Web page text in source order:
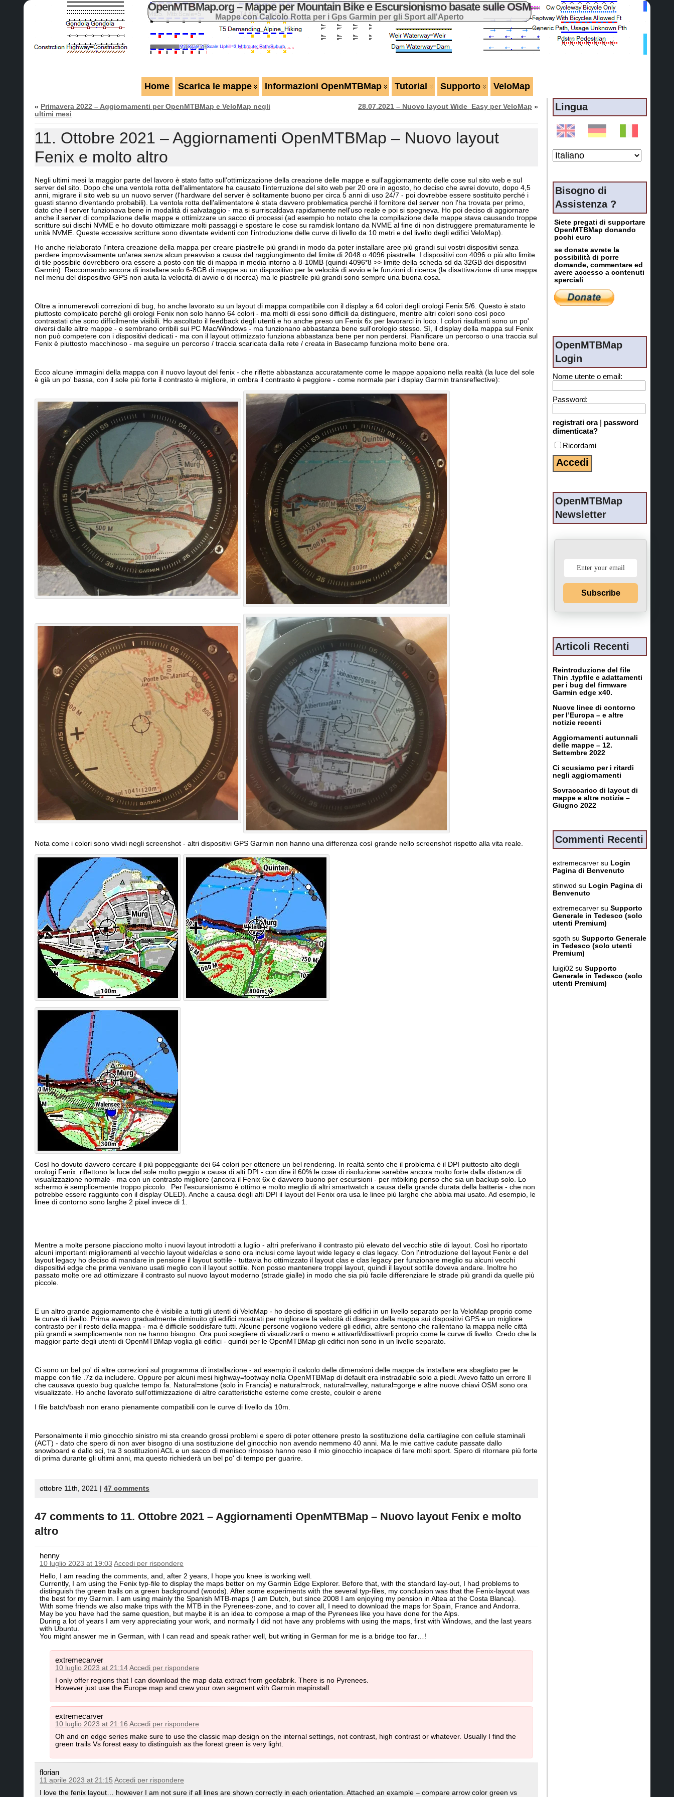
OpenMTBMap.org – Mappe per Mountain Bike e Escursionismo basate sulle OSM
Mappe con Calcolo Rotta per i Gps Garmin per gli Sport all'Aperto
Home Scarica le mappe Informazioni OpenMTBMap Tutorial Supporto VeloMap
« Primavera 2022 – Aggiornamenti per OpenMTBMap e VeloMap negli
ultimi mesi
28.07.2021 – Nuovo layout Wide_Easy per VeloMap »
11. Ottobre 2021 – Aggiornamenti OpenMTBMap – Nuovo layout
Fenix e molto altro
Negli ultimi mesi la maggior parte del lavoro è stato fatto sull'ottimizzazione della creazione delle mappe e sull'aggiornamento delle cose sul sito web e sul
server del sito. Dopo che una ventola rotta dell'alimentatore ha causato l'interruzione del sito web per 20 ore in agosto, ho deciso che avrei dovuto, dopo 4,5
anni, migrare il sito web su un nuovo server (l'hardware del server è solitamente buono per circa 5 anni di uso 24/7 - poi dovrebbe essere sostituito perché i
guasti stanno diventando probabili). La ventola rotta dell'alimentatore è stata davvero problematica perché il fornitore del server non l'ha trovata per primo,
dato che il server funzionava bene in modalità di salvataggio - ma si surriscaldava rapidamente nell'uso reale e poi si spegneva. Ho poi deciso di aggiornare
anche il server di compilazione delle mappe e ottimizzare un sacco di processi (ad esempio ho notato che la compilazione delle mappe stava causando troppe
scritture sui dischi NVME e ho dovuto ottimizzare molti passaggi e spostare le cose su ramdisk lontano da NVME al fine di non distruggere prematuramente le
unità NVME. Queste eccessive scritture sono diventate evidenti con l'introduzione delle curve di livello da 10 metri e del livello degli edifici VeloMap).
Ho anche rielaborato l'intera creazione della mappa per creare piastrelle più grandi in modo da poter installare aree più grandi sui vostri dispositivi senza
perdere improvvisamente un'area senza alcun preavviso a causa del raggiungimento del limite di 2048 o 4096 piastrelle. I dispositivi con 4096 o più alto limite
di tile possibile dovrebbero ora essere a posto con tile di mappa in media intorno a 8-10MB (quindi 4096*8 >> limite della scheda sd da 32GB dei dispositivi
Garmin). Raccomando ancora di installare solo 6-8GB di mappe su un dispositivo per la velocità di avvio e le funzioni di ricerca (la disattivazione di una mappa
nel menu del dispositivo GPS non aiuta la velocità di avvio o di ricerca) ma le piastrelle più grandi sono sempre una buona cosa.
Oltre a innumerevoli correzioni di bug, ho anche lavorato su un layout di mappa compatibile con il display a 64 colori degli orologi Fenix 5/6. Questo è stato
piuttosto complicato perché gli orologi Fenix non solo hanno 64 colori - ma molti di essi sono difficili da distinguere, mentre altri colori sono così poco
contrastati che sono difficilmente visibili. Ho ascoltato il feedback degli utenti e ho anche preso un Fenix 6x per lavorarci in loco. I colori risultanti sono un po'
diversi dalle altre mappe - e sembrano orribili sui PC Mac/Windows - ma funzionano abbastanza bene sull'orologio stesso. Sì, il display della mappa sul Fenix
non può competere con i dispositivi dedicati - ma con il layout ottimizzato funziona abbastanza bene per non perdersi. Pianificare un percorso o una traccia sul
Fenix è piuttosto macchinoso - ma seguire un percorso / traccia scaricata dalla rete / creata in Basecamp funziona molto bene ora.
Ecco alcune immagini della mappa con il nuovo layout del fenix - che riflette abbastanza accuratamente come le mappe appaiono nella realtà (la luce del sole
è già un po' bassa, con il sole più forte il contrasto è migliore, in ombra il contrasto è peggiore - come normale per i display Garmin transreflective):
Nota come i colori sono vividi negli screenshot - altri dispositivi GPS Garmin non hanno una differenza così grande nello screenshot rispetto alla vita reale.
Così ho dovuto davvero cercare il più poppeggiante dei 64 colori per ottenere un bel rendering. In realtà sento che il problema è il DPI piuttosto alto degli
orologi Fenix. riflettono la luce del sole molto peggio a causa di alti DPI - con dire il 60% le cose di risoluzione sarebbe ancora molto forte dalla distanza di
visualizzazione normale - ma con un contrasto migliore (ancora il Fenix 6x è davvero buono per escursioni - per mtbiking penso che sia un backup solo. Lo
schermo è semplicemente troppo piccolo. Per l'escursionismo è ottimo e molto meglio di altri smartwatch a causa della grande durata della batteria - che non
potrebbe essere raggiunto con il display OLED). Anche a causa degli alti DPI il layout del Fenix ora usa le linee più larghe che abbia mai usato. Ad esempio, le
linee di contorno sono larghe 2 pixel invece di 1.
Mentre a molte persone piacciono molto i nuovi layout introdotti a luglio - altri preferivano il contrasto più elevato del vecchio stile di layout. Così ho riportato
alcuni importanti miglioramenti al vecchio layout wide/clas e sono ora inclusi come layout wide legacy e clas legacy. Con l'introduzione del layout Fenix e del
layout legacy ho deciso di mandare in pensione il layout sottile - tuttavia ho ottimizzato il layout clas e clas legacy per funzionare meglio su alcuni vecchi
dispositivi edge che prima venivano usati meglio con il layout sottile. Non posso mantenere troppi layout, quindi il layout sottile doveva andare. Inoltre ho
passato molte ore ad ottimizzare il contrasto sul nuovo layout moderno (strade gialle) in modo che sia più facile differenziare le strade più grandi da quelle più
piccole.
E un altro grande aggiornamento che è visibile a tutti gli utenti di VeloMap - ho deciso di spostare gli edifici in un livello separato per la VeloMap proprio come
le curve di livello. Prima avevo gradualmente diminuito gli edifici mostrati per migliorare la velocità di disegno della mappa sui dispositivi GPS e un migliore
contrasto per il resto della mappa - ma è difficile soddisfare tutti. Alcune persone vogliono vedere gli edifici, altre sentono che rallentano la mappa nelle città
più grandi e semplicemente non ne hanno bisogno. Ora puoi scegliere di visualizzarli o meno e attivarli/disattivarli proprio come le curve di livello. Credo che la
maggior parte degli utenti di OpenMTBMap voglia gli edifici - quindi per le OpenMTBMap gli edifici non sono in un livello separato.
Ci sono un bel po' di altre correzioni sul programma di installazione - ad esempio il calcolo delle dimensioni delle mappe da installare era sbagliato per le
mappe con file .7z da includere. Oppure per alcuni mesi highway=footway nella OpenMTBMap di default era instradabile solo a piedi. Avevo fatto un errore lì
che causava questo bug qualche tempo fa. Natural=stone (solo in Francia) e natural=rock, natural=valley, natural=gorge e altre nuove chiavi OSM sono ora
visualizzate. Ho anche lavorato sull'ottimizzazione di altre caratteristiche esterne come creste, couloir e arene
I file batch/bash non erano pienamente compatibili con le curve di livello da 10m.
Personalmente il mio ginocchio sinistro mi sta creando grossi problemi e spero di poter ottenere presto la sostituzione della cartilagine con cellule staminali
(ACT) - dato che spero di non aver bisogno di una sostituzione del ginocchio non avendo nemmeno 40 anni. Ma le mie cattive cadute passate dallo
snowboard e dallo sci, tra 3 sostituzioni ACL e un sacco di menisco rimosso hanno reso il mio ginocchio incapace di fare molti sport. Spero di ritornare più forte
di prima durante gli ultimi anni, ma questo richiederà un bel po' di tempo per guarire.
ottobre 11th, 2021 | 47 comments
47 comments to 11. Ottobre 2021 – Aggiornamenti OpenMTBMap – Nuovo layout Fenix e molto
altro
henny
10 luglio 2023 at 19:03 Accedi per rispondere
Hello, I am reading the comments, and, after 2 years, I hope you knee is working well.
Currently, I am using the Fenix typ-file to display the maps better on my Garmin Edge Explorer. Before that, with the standard lay-out, I had problems to
distinguish the green trails on a green background (woods). After some experiments with the several typ-files, my conclusion was that the Fenix-layout was
the best for my Garmin. I am using mainly the Spanish MTB-maps (I am Dutch, but since 2008 I am enjoying my pension in Altea at the Costa Blanca).
With some friends we also make trips with the MTB in the Pyrenees-zone, and to cover all, I need to download the maps for Spain, France and Andorra.
May be you have had the same question, but maybe it is an idea to compose a map of the Pyrenees like you have done for the Alps.
During a lot of years I am very appreciating your work, and normally I did not have any problems with using the maps, first with Windows, and the last years
with Ubuntu.
You might answer me in German, with I can read and speak rather well, but writing in German for me is a bridge too far…!
extremecarver
10 luglio 2023 at 21:14 Accedi per rispondere
I only offer regions that I can download the map data extract from geofabrik. There is no Pyrenees.
However just use the Europe map and crew your own segment with Garmin mapinstall.
extremecarver
10 luglio 2023 at 21:16 Accedi per rispondere
Oh and on edge series make sure to use the classic map design on the internal settings, not contrast, high contrast or whatever. Usually I find the
green trails Vs forest easy to distinguish as the forest green is very light.
florian
11 aprile 2023 at 21:15 Accedi per rispondere
I love the fenix layout… however I am not sure if all lines are shown correctly in each orientation. Attached an example – compare arrow color green vs
Lingua
Bisogno di
Assistenza ?
Siete pregati di supportare
OpenMTBMap donando
pochi euro
se donate avrete la
possibilità di porre
domande, commentare ed
avere accesso a contenuti
sperciali
OpenMTBMap
Login
Nome utente o email:
Password:
registrati ora| password
dimenticata?
Ricordami
OpenMTBMap
Newsletter
Subscribe
Articoli Recenti
Reintroduzione del file
Thin .typfile e adattamenti
per i bug del firmware
Garmin edge x40.
Nuove linee di contorno
per l’Europa – e altre
notizie recenti
Aggiornamenti autunnali
delle mappe – 12.
Settembre 2022
Ci scusiamo per i ritardi
negli aggiornamenti
Sovraccarico di layout di
mappe e altre notizie –
Giugno 2022
Commenti Recenti
extremecarver su Login
Pagina di Benvenuto
stinwod su Login Pagina di
Benvenuto
extremecarver su Supporto
Generale in Tedesco (solo
utenti Premium)
sgoth su Supporto Generale
in Tedesco (solo utenti
Premium)
luigi02 su Supporto
Generale in Tedesco (solo
utenti Premium)